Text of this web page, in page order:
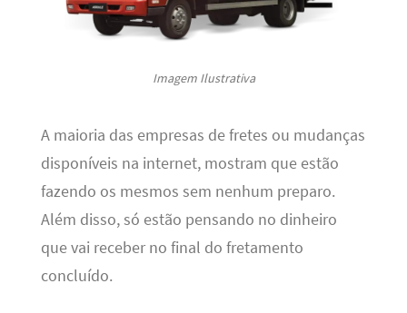
Imagem Ilustrativa
A maioria das empresas de fretes ou mudanças
disponíveis na internet, mostram que estão
fazendo os mesmos sem nenhum preparo.
Além disso, só estão pensando no dinheiro
que vai receber no final do fretamento
concluído.